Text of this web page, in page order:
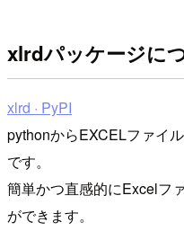
xlrdパッケージに
xlrd · PyPI
pythonからEXCELファイ
です。
簡単かつ直感的にExcelフ
ができます。